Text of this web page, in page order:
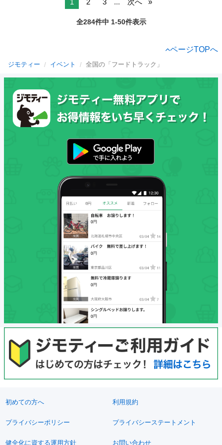
1 2 3 ... 次へ
全284件中 1-50件表示
ページTOPへ
ジモティー イベント 全国の「フードトラック」
初めての方へ 利用規約
プライバシーポリシー プライバシーステートメント
健全化に資する運用方針 お問い合わせ